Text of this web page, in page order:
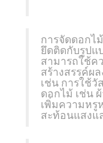
การจัดดอกไ
ยึดติดกับรูปแ
สามารถใช้ค
สร้างสรรค์ผ
เช่น การใช้วั
ดอกไม้ เช่น
เพิ่มความหรู
สะท้อนแสงแ